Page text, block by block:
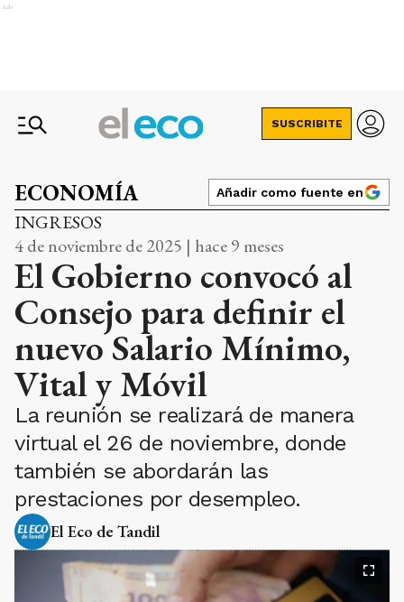
Ads
SUSCRIBITE
ECONOMÍA Añadir como fuente en
INGRESOS
4 de noviembre de 2025 | hace 9 meses
El Gobierno convocó al
Consejo para definir el
nuevo Salario Mínimo,
Vital y Móvil
La reunión se realizará de manera
virtual el 26 de noviembre, donde
también se abordarán las
prestaciones por desempleo.
El Eco de Tandil